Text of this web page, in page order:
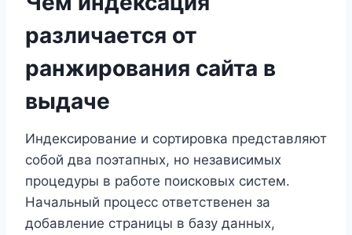
различается от
ранжирования сайта в
выдаче
Индексирование и сортировка представляют
собой два поэтапных, но независимых
процедуры в работе поисковых систем.
Начальный процесс ответственен за
добавление страницы в базу данных,